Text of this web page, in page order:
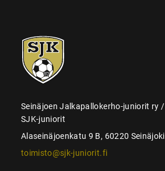
SJK-
juniorit
Seinäjoen Jalkapallokerho-juniorit ry /
SJK-juniorit
Alaseinäjoenkatu 9 B, 60220 Seinäjoki
toimisto@sjk-juniorit.fi